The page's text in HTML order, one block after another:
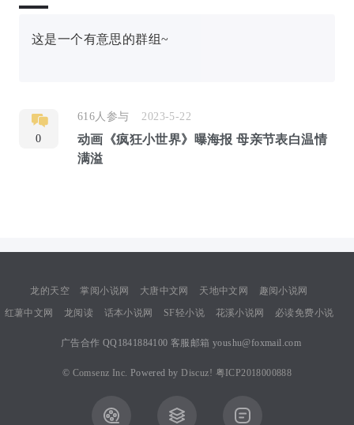
这是一个有意思的群组~
0
616人参与 2023-5-22
动画《疯狂小世界》曝海报 母亲节表白温情
满溢
龙的天空 掌阅小说网 大唐中文网 天地中文网
趣阅小说网
红薯中文网
龙阅读 话本小说网 SF轻小说 花溪小说网 必读免费小说
广告合作 QQ1841884100 客服邮箱 youshu@foxmail.com
© Comsenz Inc. Powered by Discuz! 粤ICP2018000888